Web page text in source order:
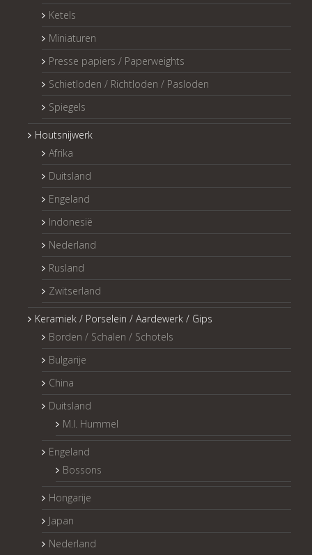
Ketels
Miniaturen
Presse papiers / Paperweights
Schietloden / Richtloden / Pasloden
Spiegels
Houtsnijwerk
Afrika
Duitsland
Engeland
Indonesië
Nederland
Rusland
Zwitserland
Keramiek / Porselein / Aardewerk / Gips
Borden / Schalen / Schotels
Bulgarije
China
Duitsland
M.I. Hummel
Engeland
Bossons
Hongarije
Japan
Nederland